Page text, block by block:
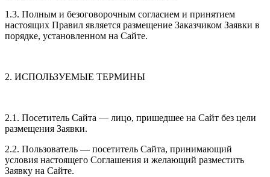
1.3. Полным и безоговорочным согласием и принятием
настоящих Правил является размещение Заказчиком Заявки в
порядке, установленном на Сайте.
2. ИСПОЛЬЗУЕМЫЕ ТЕРМИНЫ
2.1. Посетитель Сайта — лицо, пришедшее на Сайт без цели
размещения Заявки.
2.2. Пользователь — посетитель Сайта, принимающий
условия настоящего Соглашения и желающий разместить
Заявку на Сайте.